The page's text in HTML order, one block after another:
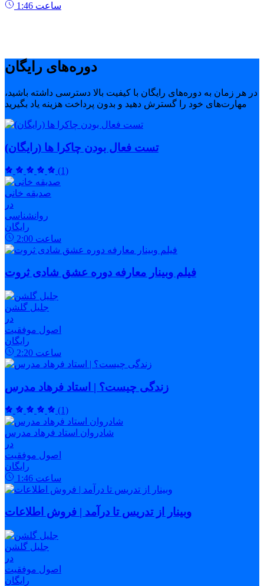
1:46 ساعت
دوره‌های رایگان
در هر زمان به دوره‌های رایگان با کیفیت بالا دسترسی داشته باشید،
مهارت‌های خود را گسترش دهید و بدون پرداخت هزینه یاد بگیرید
تست فعال بودن چاکرا ها (رایگان)
(1)
صدیقه خانی
در
روانشناسی
رایگان
2:00 ساعت
فیلم وبینار معارفه دوره عشق شادی ثروت
جلیل گلشن
در
اصول موفقیت
رایگان
2:20 ساعت
زندگی چیست؟ | استاد فرهاد مدرس
(1)
شادروان استاد فرهاد مدرس
در
اصول موفقیت
رایگان
1:46 ساعت
وبینار از تدریس تا درآمد | فروش اطلاعات
جلیل گلشن
در
اصول موفقیت
رایگان